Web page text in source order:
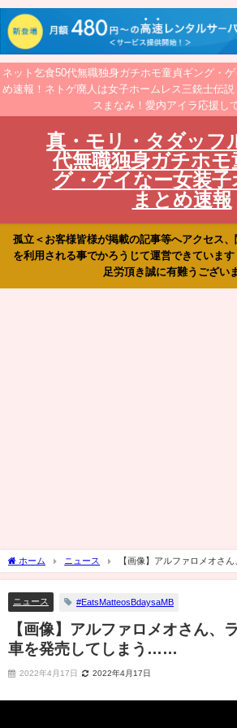
ネット乞食50代無職独身ガチホモ童貞ギング・
め速報！ネトゲ廃人は女子ホームレス三銃士伝
スまなみ！愛内アイラ応援し
真・モリ・タダッフ
代無職独身ガチホモ
グ・ゲイなー女装子
まとめ速報
孤立＜お客様皆様が掲載の記事等へアクセス
を利用される事でかろうじて運営できていま
足労頂き誠に有難うござい
ホーム ニュース
【画像】アルファロメオさ
してしまう……
ニュース #EatsMatteosBdaysaMB
【画像】アルファロメオさん、
車を発売してしまう……
2022年4月17日 2022年4月17日